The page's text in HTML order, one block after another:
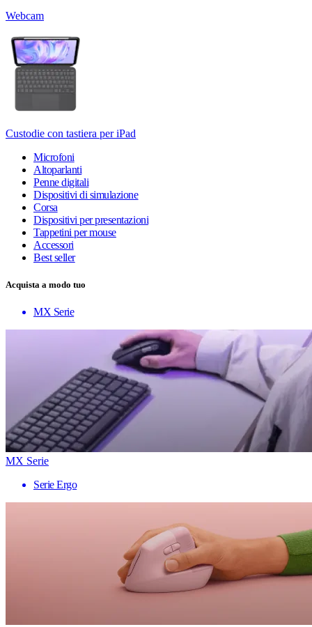
Webcam
Custodie con tastiera per iPad
Microfoni
Altoparlanti
Penne digitali
Dispositivi di simulazione
Corsa
Dispositivi per presentazioni
Tappetini per mouse
Accessori
Best seller
Acquista a modo tuo
MX Serie
MX Serie
Serie Ergo